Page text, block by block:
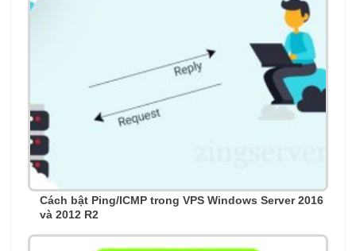
Cách bật Ping/ICMP trong VPS Windows Server 2016
và 2012 R2